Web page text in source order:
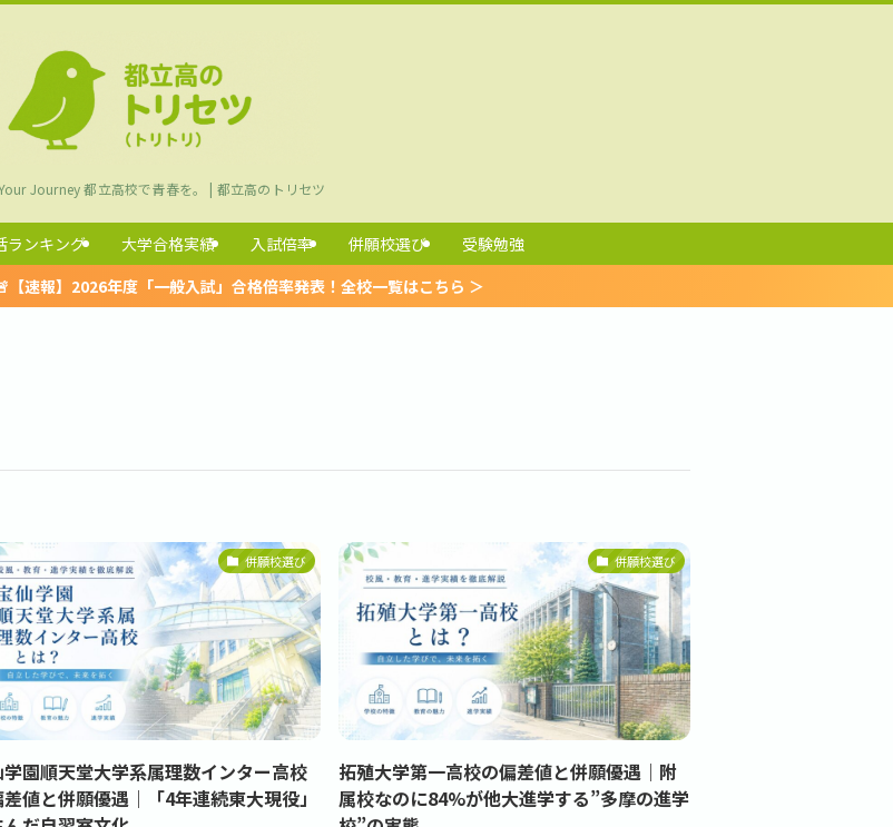
Journey 都立高校で青春を。 | 都立高のトリセツ
ランキング 大学合格実績 入試倍率 併願校選び
受験勉強
年度「一般入試」合格倍率発表！全校一覧はこちら ＞
併願校選び
学園順天堂大学系属理数インター高校
値と併願優遇｜「4年連続東大現役」
併願校選び
拓殖大学第一高校の偏差値と併願優遇｜附
属校なのに84%が他大進学する”多摩の進学